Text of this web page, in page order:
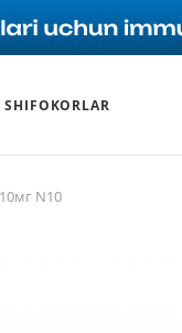
SHIFOKORLAR
N10